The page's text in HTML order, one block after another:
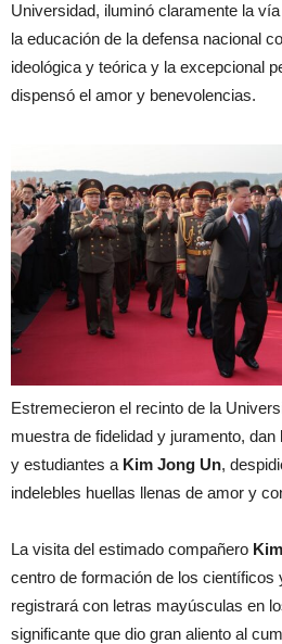
Universidad, iluminó claramente la
la educación de la defensa nacional
ideológica y teórica y la excepcional
dispensó el amor y benevolencias.
Estremecieron el recinto de la
muestra de fidelidad y juramento,
y estudiantes a Kim Jong Un,
indelebles huellas llenas de amor y
La visita del estimado compañero
centro de formación de los
registrará con letras mayúsculas en
significante que dio gran aliento al